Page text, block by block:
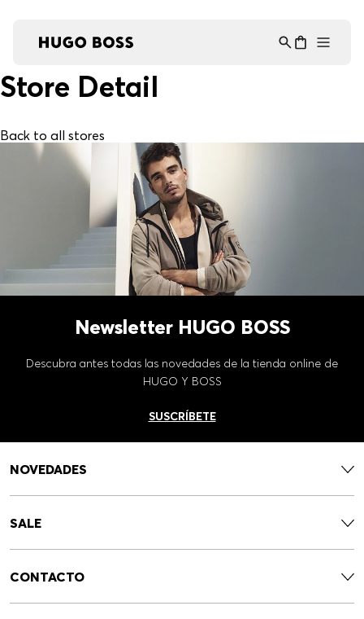
Store Detail
Back to all stores
Newsletter HUGO BOSS
Descubra antes todas las novedades de la tienda online de
HUGO Y BOSS
SUSCRÍBETE
NOVEDADES
SALE
CONTACTO
Asistente Virtual
en línea ⋮